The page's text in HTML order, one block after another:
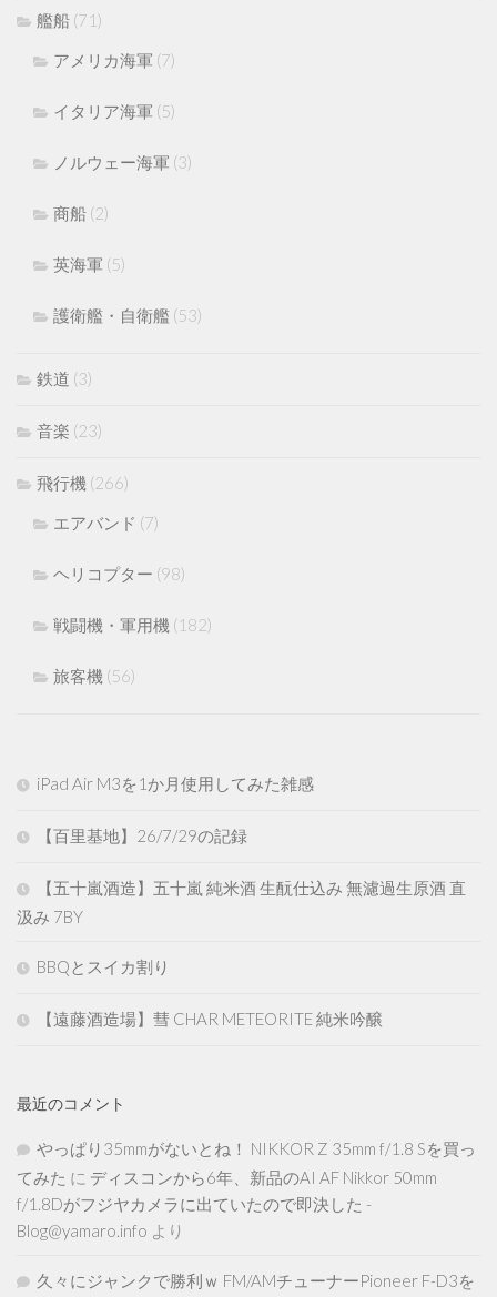
艦船 (71)
アメリカ海軍 (7)
イタリア海軍 (5)
ノルウェー海軍 (3)
商船 (2)
英海軍 (5)
護衛艦・自衛艦 (53)
鉄道 (3)
音楽 (23)
飛行機 (266)
エアバンド (7)
ヘリコプター (98)
戦闘機・軍用機 (182)
旅客機 (56)
iPad Air M3を1か月使用してみた雑感
【百里基地】26/7/29の記録
【五十嵐酒造】五十嵐 純米酒 生酛仕込み 無濾過生原酒 直
汲み 7BY
BBQとスイカ割り
【遠藤酒造場】彗 CHAR METEORITE 純米吟醸
最近のコメント
やっぱり35mmがないとね！ NIKKOR Z 35mm f/1.8 Sを買っ
てみた に ディスコンから6年、新品のAI AF Nikkor 50mm
f/1.8Dがフジヤカメラに出ていたので即決した -
Blog@yamaro.info より
久々にジャンクで勝利ｗ FM/AMチューナーPioneer F-D3を